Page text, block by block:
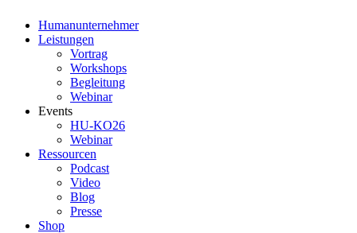
Humanunternehmer
Leistungen
Vortrag
Workshops
Begleitung
Webinar
Events
HU-KO26
Webinar
Ressourcen
Podcast
Video
Blog
Presse
Shop